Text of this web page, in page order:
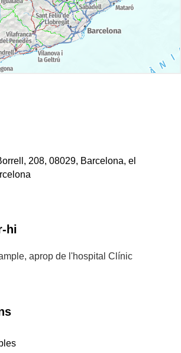
208, 08029, Barcelona, el
hi
aprop de l'hospital Clínic